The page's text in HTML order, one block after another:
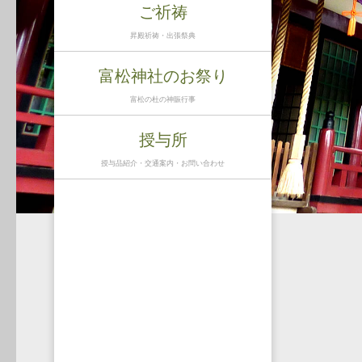
ご祈祷
昇殿祈祷・出張祭典
富松神社のお祭り
富松の杜の神賑行事
授与所
授与品紹介・交通案内・お問い合わせ